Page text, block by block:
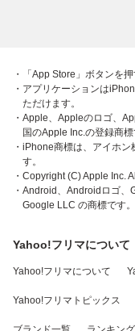
・「App Store」ボタンを
・アプリケーションは
ただけます。
・Apple、Appleのロゴ、
国のApple Inc.の登録商標
・iPhone商標は、アイホ
す。
・Copyright (C) Apple Inc.
・Android、Androidロゴ、
Google LLC の商標です。
Yahoo!フリマについて
Yahoo!フリマについて
Yahoo!フリマトピックス